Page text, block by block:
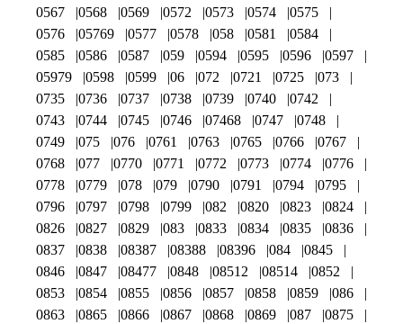
0567
0568 0569 0572 0573 0574
0575
0576
05769 0577 0578 058 0581
0584
0585
0586 0587 059 0594 0595 0596
0597
05979
0598 0599 06 072 0721 0725
073
0735
0736 0737 0738 0739 0740
0742
0743
0744 0745 0746 07468 0747
0748
0749
075 076 0761 0763 0765 0766
0767
0768
077 0770 0771 0772 0773 0774
0776
0778
0779 078 079 0790 0791 0794
0795
0796
0797 0798 0799 082 0820 0823
0824
0826
0827 0829 083 0833 0834 0835
0836
0837
0838 08387 08388 08396 084
0845
0846
0847 08477 0848 08512 08514
0852
0853
0854 0855 0856 0857 0858 0859
086
0863
0865 0866 0867 0868 0869 087
0875